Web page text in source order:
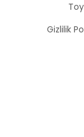
Gizlilik